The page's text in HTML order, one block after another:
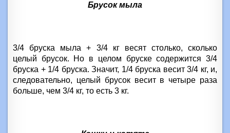
Брусок мыла
3/4 бруска мыла + 3/4 кг весят столько, сколько
целый брусок. Но в целом бруске содержится 3/4
бруска + 1/4 бруска. Значит, 1/4 бруска весит 3/4 кг, и,
следовательно, целый брусок весит в четыре раза
больше, чем 3/4 кг, то есть 3 кг.